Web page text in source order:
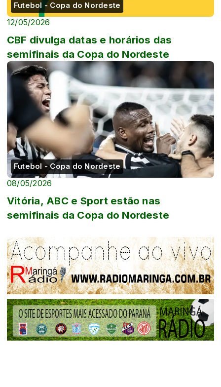
Futebol - Copa do Nordeste
12/05/2026
CBF divulga datas e horários das
semifinais da Copa do Nordeste
Futebol - Copa do Nordeste
08/05/2026
Vitória, ABC e Sport estão nas
semifinais da Copa do Nordeste